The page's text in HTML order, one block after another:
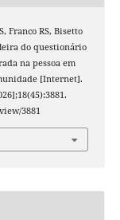
Franco RS, Bisetto
do questionário
na pessoa em
[Internet].
3881